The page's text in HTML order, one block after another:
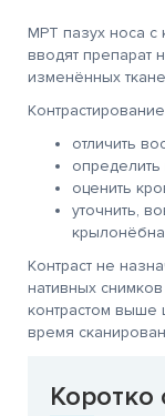
МРТ пазух носа с
вводят препарат
изменённых
отличить
оценить
уточнить,
Контраст не
нативных
контрастом выше
время